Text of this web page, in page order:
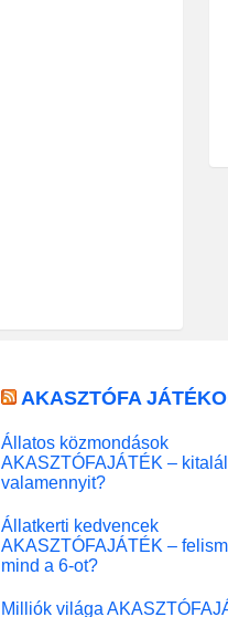
AKASZTÓFA
Állatos közmondások
AKASZTÓFAJÁTÉK –
valamennyit?
Állatkerti kedvencek
AKASZTÓFAJÁTÉK –
mind a 6-ot?
Milliók világa